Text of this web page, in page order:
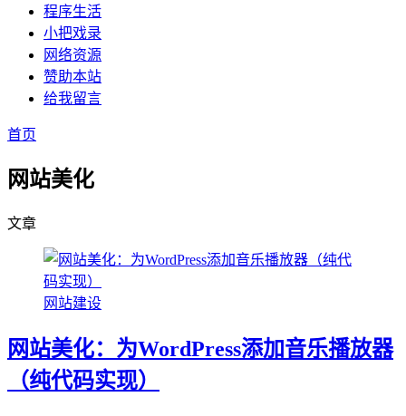
程序生活
小把戏录
网络资源
赞助本站
给我留言
首页
网站美化
文章
网站建设
网站美化：为WordPress添加音乐播放器
（纯代码实现）